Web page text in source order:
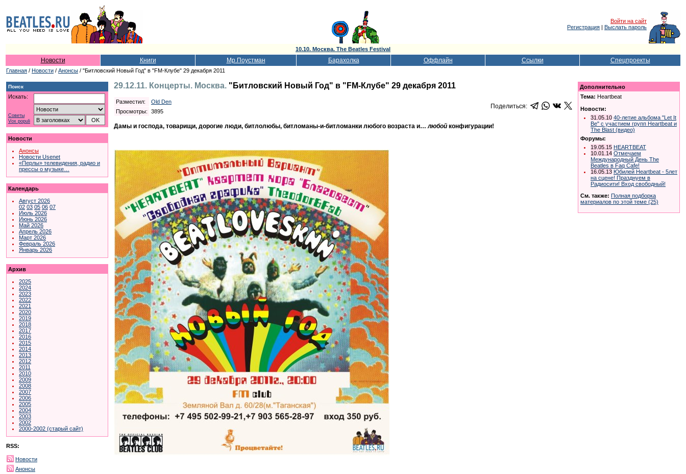
Войти на сайт
Регистрация | Выслать пароль
10.10. Москва. The Beatles Festival
Новости Книги Мр.Поустман Барахолка Оффлайн Ссылки Спецпроекты
Главная / Новости / Анонсы / "Битловский Новый Год" в "FM-Клубе" 29 декабря 2011
Поиск
Искать:
Советы
Vox populi
Новости
Анонсы
Новости Usenet
«Перлы» телевидения, радио и
прессы о музыке…
Календарь
Август 2026
02 03 05 06 07
Июль 2026
Июнь 2026
Май 2026
Апрель 2026
Март 2026
Февраль 2026
Январь 2026
Архив
2025
2024
2023
2022
2021
2020
2019
2018
2017
2016
2015
2014
2013
2012
2011
2010
2009
2008
2007
2006
2005
2004
2003
2002
2000-2002 (старый сайт)
RSS:
Новости
Анонсы
29.12.11. Концерты. Москва. "Битловский Новый Год" в "FM-Клубе" 29 декабря 2011
Разместил:
Old Den
Просмотры:
3895
Поделиться:
Дамы и господа, товарищи, дорогие люди, битлолюбы, битломаны-и-битломанки любого возраста и… любой конфигурации!
Дополнительно
Тема: Heartbeat
Новости:
31.05.10 40-летие альбома "Let It
Be" с участием групп Heartbeat и
The Blast (видео)
Форумы:
19.05.15 HEARTBEAT
10.01.14 Отмечаем
Международный День The
Beatles в Faq Cafe!
16.05.13 Юбилей Heartbeat - 5лет
на сцене! Празднуем в
Радиосити! Вход свободный!
См. также: Полная подборка
материалов по этой теме (25)